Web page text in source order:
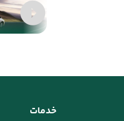
خدمات